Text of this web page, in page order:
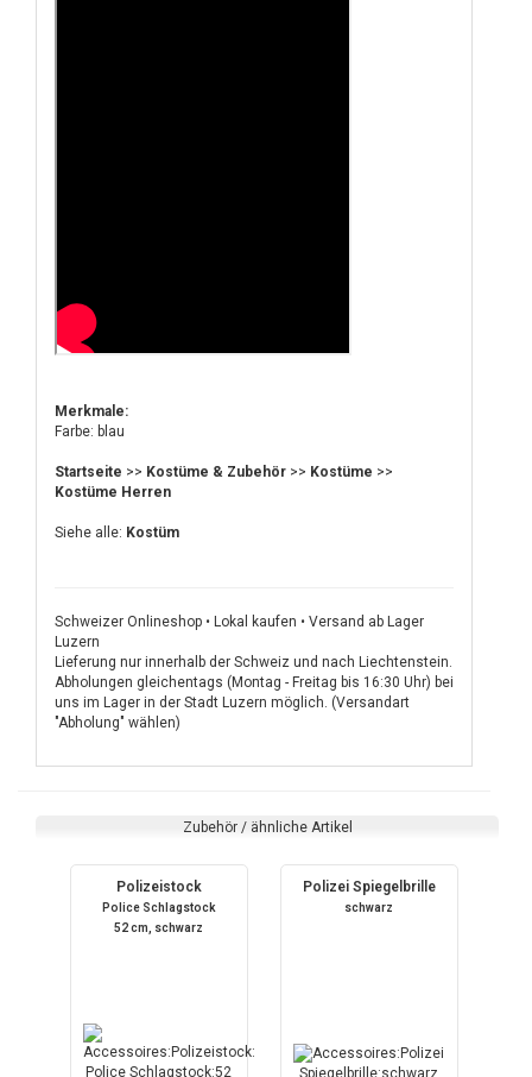
Merkmale:
Farbe: blau
Startseite >> Kostüme & Zubehör >> Kostüme >>
Kostüme Herren
Siehe alle: Kostüm
Schweizer Onlineshop • Lokal kaufen • Versand ab Lager
Luzern
Lieferung nur innerhalb der Schweiz und nach Liechtenstein.
Abholungen gleichentags (Montag - Freitag bis 16:30 Uhr) bei
uns im Lager in der Stadt Luzern möglich. (Versandart
"Abholung" wählen)
Zubehör / ähnliche Artikel
Polizeistock
Police Schlagstock
52 cm, schwarz
Polizei Spiegelbrille
schwarz